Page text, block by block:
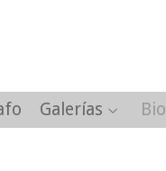
Galerías Bio